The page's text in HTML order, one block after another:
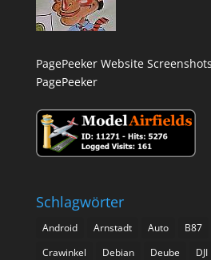
PagePeeker Website Screenshots
PagePeeker
Schlagwörter
Android Arnstadt Auto B87
Crawinkel
Debian Deube DJI